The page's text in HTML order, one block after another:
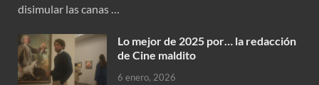
disimular las canas …
Lo mejor de 2025 por… la redacción
de Cine maldito
6 enero, 2026